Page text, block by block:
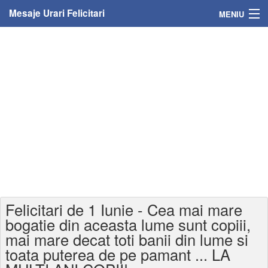
Mesaje Urari Felicitari MENIU
Felicitari varsta
Felicitari zilele anului
Felicitari de 1 Iunie - Cea mai mare
bogatie din aceasta lume sunt copiii,
mai mare decat toti banii din lume si
toata puterea de pe pamant ... LA